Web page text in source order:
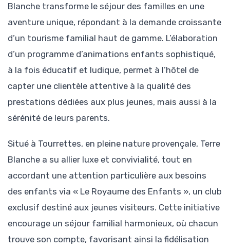
Blanche transforme le séjour des familles en une
aventure unique, répondant à la demande croissante
d’un tourisme familial haut de gamme. L’élaboration
d’un programme d’animations enfants sophistiqué,
à la fois éducatif et ludique, permet à l’hôtel de
capter une clientèle attentive à la qualité des
prestations dédiées aux plus jeunes, mais aussi à la
sérénité de leurs parents.
Situé à Tourrettes, en pleine nature provençale, Terre
Blanche a su allier luxe et convivialité, tout en
accordant une attention particulière aux besoins
des enfants via « Le Royaume des Enfants », un club
exclusif destiné aux jeunes visiteurs. Cette initiative
encourage un séjour familial harmonieux, où chacun
trouve son compte, favorisant ainsi la fidélisation